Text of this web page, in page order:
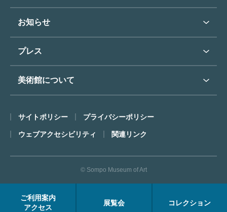
ご利用案内
アクセス
展覧会 コレクション
フロアマップ
ミュージアムショップ
カフェ
コレクションハイライト
オンラインで美術鑑賞
博物館実習について
よくあるご質問
東郷⻘児作品著作権申請
お知らせ
お知らせトップ
プレス
プレスリリーストップ
美術館について
ごあいさつ
コンセプト
沿革
FACEアーカイブス
サイトポリシー プライバシーポリシー
ウェブアクセシビリティ 関連リンク
© Sompo Museum of Art